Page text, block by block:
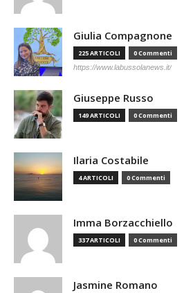
Giulia Compagnone
225 ARTICOLI 0 Commenti
https://www.labussolanews.it/
Giuseppe Russo
149 ARTICOLI 0 Commenti
Ilaria Costabile
4 ARTICOLI 0 Commenti
Imma Borzacchiello
337 ARTICOLI 0 Commenti
Jasmine Romano